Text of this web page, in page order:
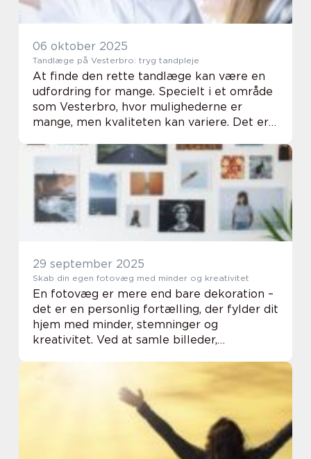
06 oktober 2025
Tandlæge på Vesterbro: tryg tandpleje
At finde den rette tandlæge kan være en
udfordring for mange. Specielt i et område
som Vesterbro, hvor mulighederne er
mange, men kvaliteten kan variere. Det er
leverer professionel behan...
29 september 2025
Skab din egen fotovæg med minder og kreativitet
En fotovæg er mere end bare dekoration –
det er en personlig fortælling, der fylder dit
hjem med minder, stemninger og
kreativitet. Ved at samle billeder,